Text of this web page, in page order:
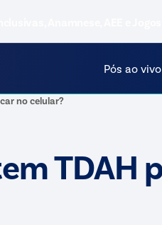
Pós ao vivo
no celular?
TDAH